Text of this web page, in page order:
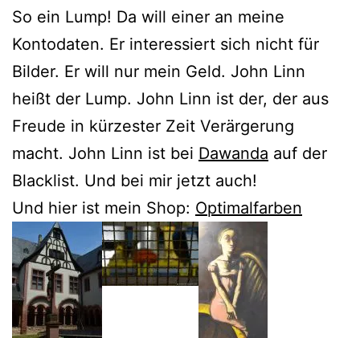
So ein Lump! Da will einer an meine
Kontodaten. Er interessiert sich nicht für
Bilder. Er will nur mein Geld. John Linn
heißt der Lump. John Linn ist der, der aus
Freude in kürzester Zeit Verärgerung
macht. John Linn ist bei Dawanda auf der
Blacklist. Und bei mir jetzt auch!
Und hier ist mein Shop: Optimalfarben